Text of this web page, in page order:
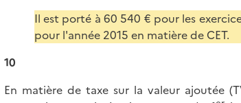
Il est porté à 60 540 € pour les
pour l'année 2015 en matière de CET.
10
En matière de taxe sur la valeur ajoutée